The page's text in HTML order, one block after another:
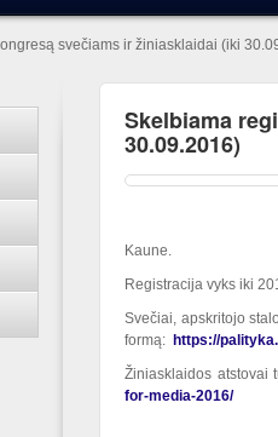
svečiams ir žiniasklaidai (iki
Skelbiama
30.09.2016)
Kaune.
Registracija vyks iki
Svečiai, apskritojo
formą: https://
Žiniasklaidos atstovai
for-media-2016/